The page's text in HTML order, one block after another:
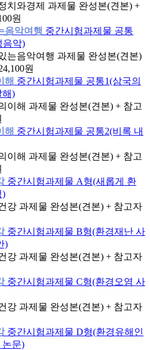
치와경제 과제물 완성본(견본) +
원
음악여행 중간시험과제물 공통
음악)
는음악여행 과제물 완성본(견본)
원
해 중간시험과제물 공통1(삼국의
해)
이해 과제물 완성본(견본) + 참고
해 중간시험과제물 공통2(비록 내
이해 과제물 완성본(견본) + 참고
중간시험과제물 A형(새롭게 환
)
강 과제물 완성본(견본) + 참고자
중간시험과제물 B형(환경재난 사
)
강 과제물 완성본(견본) + 참고자
중간시험과제물 C형(환경오염 사
강 과제물 완성본(견본) + 참고자
중간시험과제물 D형(환경유해인
논문)